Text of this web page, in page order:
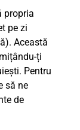
propria
pe zi
Această
ți
Pentru
să ne
de